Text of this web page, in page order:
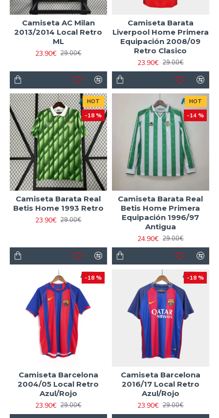
Camiseta AC Milan
2013/2014 Local Retro
ML
23.90€ 29.00€
Camiseta Barata
Liverpool Home Primera
Equipación 2008/09
Retro Clasico
23.90€ 29.00€
HOT
-18 %
Camiseta Barata Real
Betis Home 1993 Retro
23.90€ 29.00€
HOT
-14 %
Camiseta Barata Real
Betis Home Primera
Equipación 1996/97
Antigua
24.90€ 29.00€
-18 %
Camiseta Barcelona
2004/05 Local Retro
Azul/Rojo
23.90€ 29.00€
-18 %
Camiseta Barcelona
2016/17 Local Retro
Azul/Rojo
23.90€ 29.00€